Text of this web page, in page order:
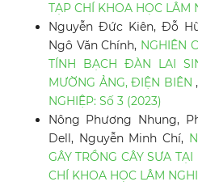
TẠP CHÍ KHOA HỌC LÂM
Nguyễn Đức Kiên, Đỗ
Ngô Văn Chính, NGHIÊN
TÍNH BẠCH ĐÀN LAI
MƯỜNG ẢNG, ĐIỆN BIÊN,
NGHIỆP: Số 3 (2023)
Nông Phương Nhung,
Dell, Nguyễn Minh Chí,
GÂY TRỒNG CÂY SƯA
CHÍ KHOA HỌC LÂM